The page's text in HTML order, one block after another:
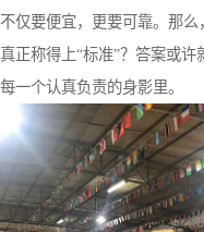
仅要便宜，更要可靠。那么
正称得上“标准”？答案或许
一个认真负责的身影里。